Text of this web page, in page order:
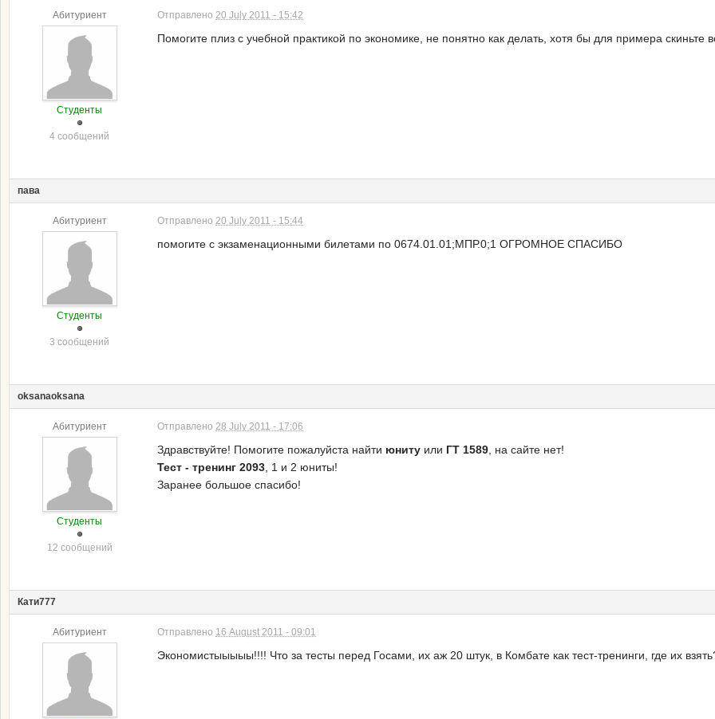
Абитуриент
Студенты
4 сообщений
Отправлено 20 July 2011 - 15:42
Помогите плиз с учебной практикой по экономике, не понятно как делать, хотя бы для примера
пава
Абитуриент
Студенты
3 сообщений
Отправлено 20 July 2011 - 15:44
помогите с экзаменационными билетами по 0674.01.01;МПР.0;1 ОГРОМНОЕ СПАСИБО
oksanaoksana
Абитуриент
Студенты
12 сообщений
Отправлено 28 July 2011 - 17:06
Здравствуйте! Помогите пожалуйста найти юниту или ГТ 1589 , на сайте нет!
Тест - тренинг 2093 , 1 и 2 юниты!
Заранее большое спасибо!
Кати777
Абитуриент Отправлено 16 August 2011 - 09:01
Экономистыыыыы!!!! Что за тесты перед Госами, их аж 20 штук, в Комбате как тест-тренинги, где их